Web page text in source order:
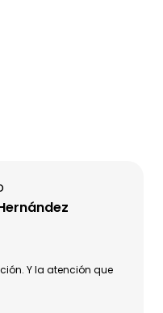
Y la atención que